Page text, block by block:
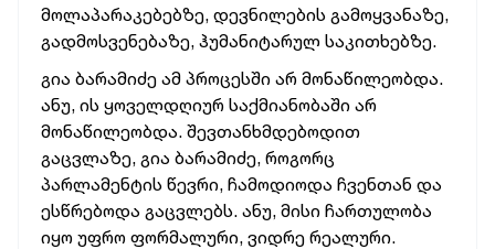
მოლაპარაკებებზე, დევნილების გამოყვანაზე,
გადმოსვენებაზე, ჰუმანიტარულ საკითხებზე.
გია ბარამიძე ამ პროცესში არ მონაწილეობდა.
ანუ, ის ყოველდღიურ საქმიანობაში არ
მონაწილეობდა. შევთანხმდებოდით
გაცვლაზე, გია ბარამიძე, როგორც
პარლამენტის წევრი, ჩამოდიოდა ჩვენთან და
ესწრებოდა გაცვლებს. ანუ, მისი ჩართულობა
იყო უფრო ფორმალური, ვიდრე რეალური.